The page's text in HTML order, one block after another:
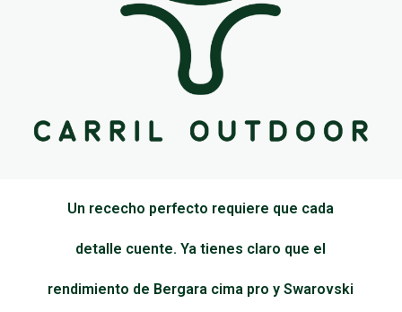
Un rececho perfecto requiere que cada
detalle cuente. Ya tienes claro que el
rendimiento de Bergara cima pro y Swarovski